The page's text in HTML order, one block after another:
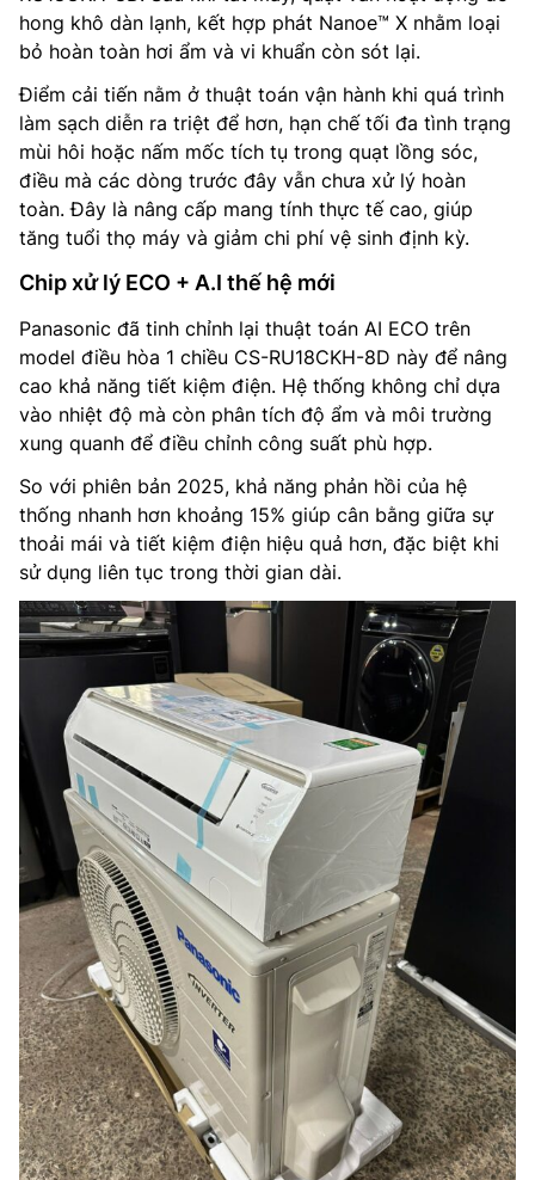
hong khô dàn lạnh, kết hợp phát Nanoe™ X nhằm loại
bỏ hoàn toàn hơi ẩm và vi khuẩn còn sót lại.
Điểm cải tiến nằm ở thuật toán vận hành khi quá trình
làm sạch diễn ra triệt để hơn, hạn chế tối đa tình trạng
mùi hôi hoặc nấm mốc tích tụ trong quạt lồng sóc,
điều mà các dòng trước đây vẫn chưa xử lý hoàn
toàn. Đây là nâng cấp mang tính thực tế cao, giúp
tăng tuổi thọ máy và giảm chi phí vệ sinh định kỳ.
Chip xử lý ECO + A.I thế hệ mới
Panasonic đã tinh chỉnh lại thuật toán AI ECO trên
model điều hòa 1 chiều CS-RU18CKH-8D này để nâng
cao khả năng tiết kiệm điện. Hệ thống không chỉ dựa
vào nhiệt độ mà còn phân tích độ ẩm và môi trường
xung quanh để điều chỉnh công suất phù hợp.
So với phiên bản 2025, khả năng phản hồi của hệ
thống nhanh hơn khoảng 15% giúp cân bằng giữa sự
thoải mái và tiết kiệm điện hiệu quả hơn, đặc biệt khi
sử dụng liên tục trong thời gian dài.